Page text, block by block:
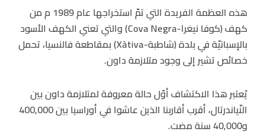
هذه العظمة الفريدة التي تمّ استخراجها عام 1989 م من
كهف (كوفا نيغرا-Cova Negra) والتي تعني الكهف الأسود
بالإسبانيّة في بلدة (شاطبة-Xàtiva) بمقاطعة فالنسيا، تحمل
خصائص تشير إلى وجود متلازمة داون.
يُعتبر هذا الاكتشاف أوّل حالة معروفة لمتلازمة داون بين
النّياندرتال، أقرب أقاربنا الذين عاشوا في أوراسيا بين 400,000
و40,000 سنة مضت.